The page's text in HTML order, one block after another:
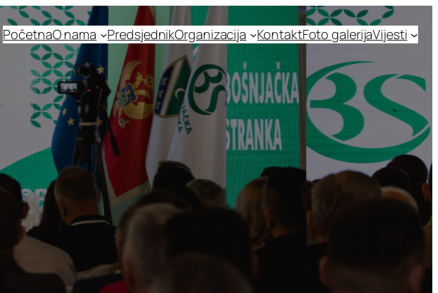
PočetnaO nama PredsjednikOrganizacija KontaktFoto galerijaVijesti